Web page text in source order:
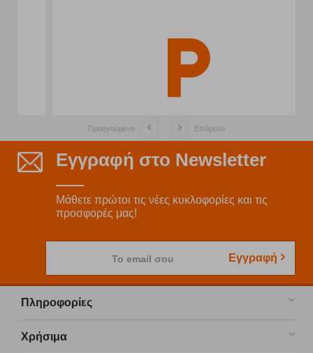
Προηγούμενο Επόμενο
Εγγραφή στο Newsletter
Μάθετε πρώτοι τις νέες κυκλοφορίες και τις
προσφορές μας!
Το email σου Εγγραφή
Πληροφορίες
Χρήσιμα